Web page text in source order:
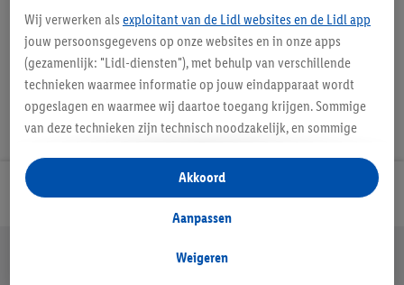
Lidl Nieuwsbrief
Jouw voordelen bij ons als Lidl webshop klant
Wij verwerken als exploitant van de Lidl websites en de Lidl app
jouw persoonsgegevens op onze websites en in onze apps
(gezamenlijk: "Lidl-diensten"), met behulp van verschillende
technieken waarmee informatie op jouw eindapparaat wordt
opgeslagen en waarmee wij daartoe toegang krijgen. Sommige
van deze technieken zijn technisch noodzakelijk, en sommige
opslaan van voorkeursinstellingen, het verzamelen en
analyseren van statistieken of voor het tonen van
gepersonaliseerde reclame binnen en buiten de Lidl-diensten.
gegevens over jouw aankoopgedrag in de winkel ook voor de
Weigeren
Aanpassen
Akkoord